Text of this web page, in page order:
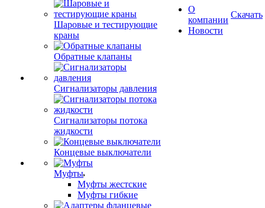
Шаровые и тестирующие
краны
Обратные клапаны
Сигнализаторы давления
Сигнализаторы потока
жидкости
Концевые выключатели
Муфты
Муфты жестские
Муфты гибкие
О
компании
Новости
Скачать